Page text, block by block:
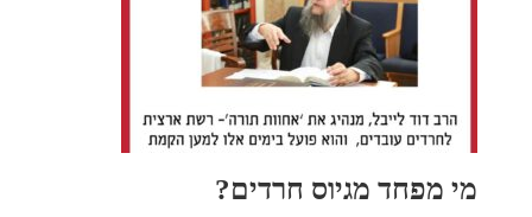
מי מפחד מגיוס חרדים?